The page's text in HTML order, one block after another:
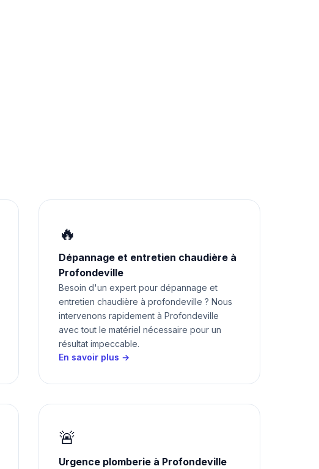
🔥
Dépannage et entretien chaudière à
Profondeville
Besoin d'un expert pour dépannage et
entretien chaudière à profondeville ? Nous
intervenons rapidement à Profondeville
avec tout le matériel nécessaire pour un
résultat impeccable.
En savoir plus →
🚨
Urgence plomberie à Profondeville